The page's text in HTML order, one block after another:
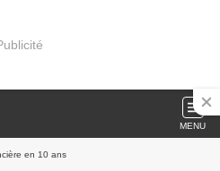
MENU
en 10 ans